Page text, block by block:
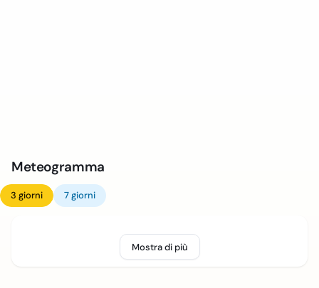
Meteogramma
3 giorni 7 giorni
Mostra di più